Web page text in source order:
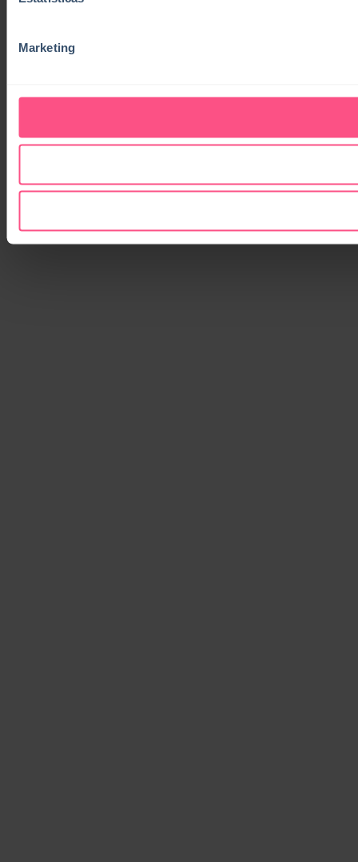
Marketing